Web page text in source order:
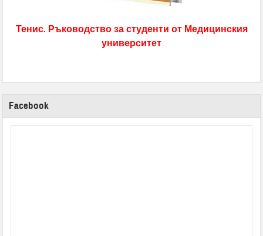
Тенис. Ръководство за студенти от Медицинския
университет
Facebook